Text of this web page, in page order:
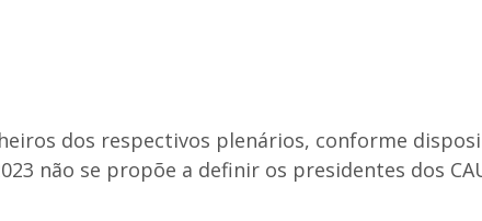
dos respectivos plenários, conforme
não se propõe a definir os presidentes dos